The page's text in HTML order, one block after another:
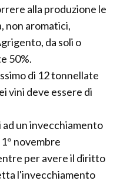
alla produzione le
non aromatici,
da soli o
50%.
di 12 tonnellate
vini deve essere di
un invecchiamento
novembre
per avere il diritto
l'invecchiamento